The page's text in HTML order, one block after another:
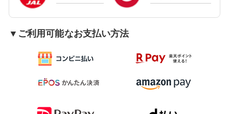
▼ご利用可能なお支払い方法